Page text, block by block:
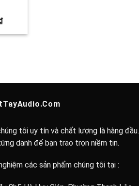
tôi uy tín và chất lượng là hàng đầu.
danh để bạn trao trọn niềm tin.
các sản phẩm chúng tôi tại :